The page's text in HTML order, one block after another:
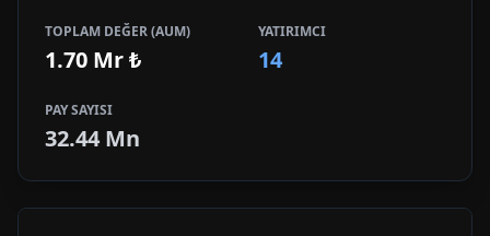
TOPLAM DEĞER (AUM)
1.70 Mr₺
YATIRIMCI
14
PAY SAYISI
32.44 Mn